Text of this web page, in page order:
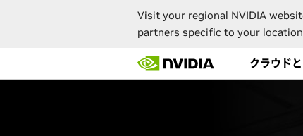
Visit your regional NVIDIA
partners specific to your
main
クラウド